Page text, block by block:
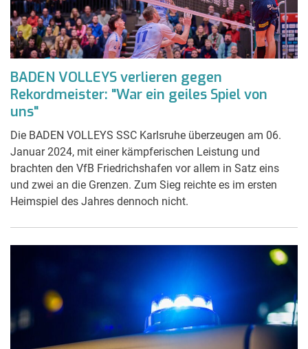
BADEN VOLLEYS verlieren gegen
Rekordmeister: "War ein geiles Spiel von
uns"
Die BADEN VOLLEYS SSC Karlsruhe überzeugen am 06.
Januar 2024, mit einer kämpferischen Leistung und
brachten den VfB Friedrichshafen vor allem in Satz eins
und zwei an die Grenzen. Zum Sieg reichte es im ersten
Heimspiel des Jahres dennoch nicht.